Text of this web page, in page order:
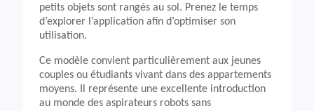
petits objets sont rangés au sol. Prenez le temps
d’explorer l’application afin d’optimiser son
utilisation.
Ce modèle convient particulièrement aux jeunes
couples ou étudiants vivant dans des appartements
moyens. Il représente une excellente introduction
au monde des aspirateurs robots sans